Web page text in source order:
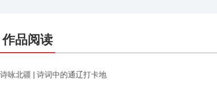
作品阅读
诗咏北疆 | 诗词中的通辽打卡地